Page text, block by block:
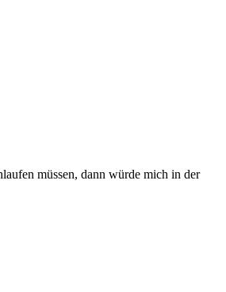
müssen, dann würde mich in der